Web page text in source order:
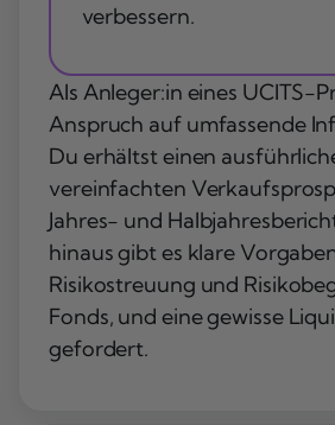
verbessern.
Als Anleger:in eines UCITS-
Anspruch auf umfassende
Du erhältst einen
vereinfachten
Jahres- und
hinaus gibt es klare
Risikostreuung und
Fonds, und eine gewisse
gefordert.